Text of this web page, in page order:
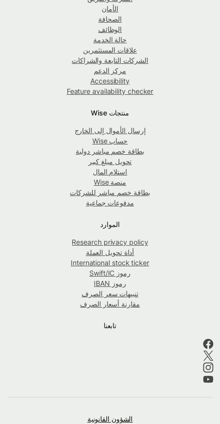
الأمان
الصحافة
الوظائف
حالة الخدمة
علاقات المستثمرين
الشركات التابعة والشراكات
مركز الدعم
Accessibility
Feature availability checker
منتجات Wise
إرسال الأموال إلى الخارج
حساب Wise
بطاقة خصم مباشر دولية
تحويل مبلغ كبير
استلام المال
منصة Wise
بطاقة خصم مباشر للشركات
مدفوعات جماعية
الموارد
Research privacy policy
أداة تحويل العملة
International stock ticker
رموز Swift/IC
رموز IBAN
تنبيهات سعر الصرف
مقارنة أسعار الصرف
تابعنا
الشؤون القانونية